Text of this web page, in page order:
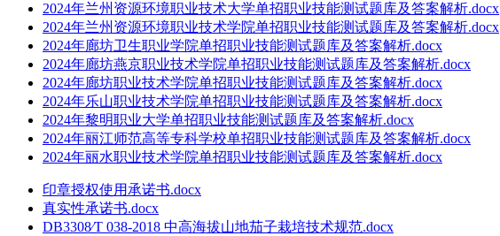
2024年兰州资源环境职业技术大学单招职业技能测试题库及答案解析.docx
2024年兰州资源环境职业技术学院单招职业技能测试题库及答案解析.docx
2024年廊坊卫生职业学院单招职业技能测试题库及答案解析.docx
2024年廊坊燕京职业技术学院单招职业技能测试题库及答案解析.docx
2024年廊坊职业技术学院单招职业技能测试题库及答案解析.docx
2024年乐山职业技术学院单招职业技能测试题库及答案解析.docx
2024年黎明职业大学单招职业技能测试题库及答案解析.docx
2024年丽江师范高等专科学校单招职业技能测试题库及答案解析.docx
2024年丽水职业技术学院单招职业技能测试题库及答案解析.docx
印章授权使用承诺书.docx
真实性承诺书.docx
DB3308∕T 038-2018 中高海拔山地茄子栽培技术规范.docx